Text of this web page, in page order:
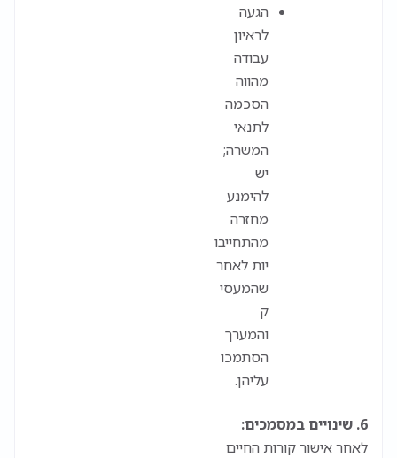
הגעה
לראיון
עבודה
מהווה
הסכמה
לתנאי
המשרה;
יש
להימנע
מחזרה
מהתחייבו
יות לאחר
שהמעסי
ק
והמערך
הסתמכו
עליהן.
6. שינויים במסמכים:
לאחר אישור קורות החיים